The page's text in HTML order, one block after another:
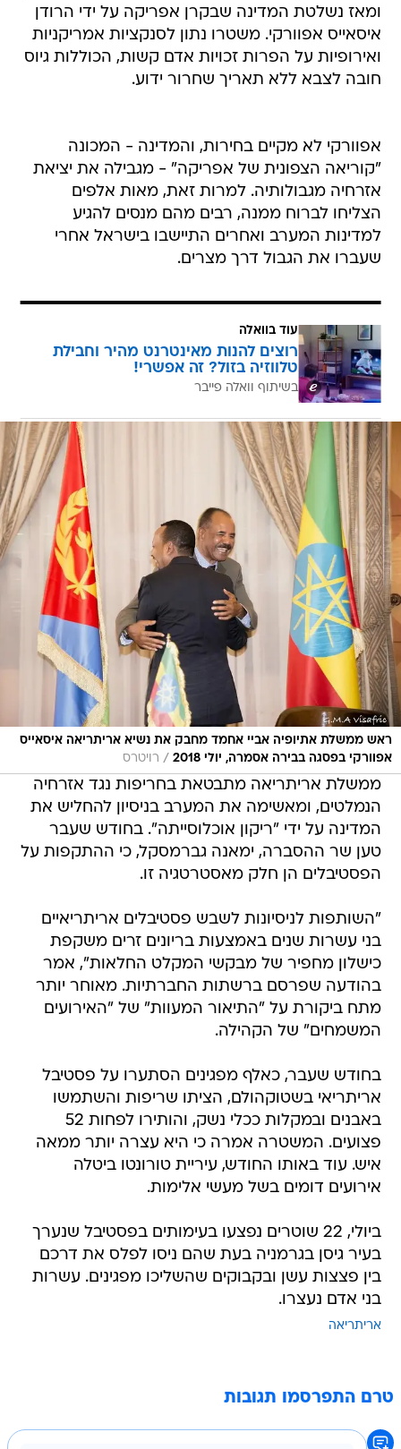
ומאז נשלטת המדינה שבקרן אפריקה על ידי הרודן
איסאייס אפוורקי. משטרו נתון לסנקציות אמריקניות
ואירופיות על הפרות זכויות אדם קשות, הכוללות גיוס
חובה לצבא ללא תאריך שחרור ידוע.
אפוורקי לא מקיים בחירות, והמדינה - המכונה
"קוריאה הצפונית של אפריקה" - מגבילה את יציאת
אזרחיה מגבולותיה. למרות זאת, מאות אלפים
הצליחו לברוח ממנה, רבים מהם מנסים להגיע
למדינות המערב ואחרים התיישבו בישראל אחרי
שעברו את הגבול דרך מצרים.
עוד בוואלה
רוצים להנות מאינטרנט מהיר וחבילת
טלווזיה בזול? זה אפשרי!
בשיתוף וואלה פייבר
ראש ממשלת אתיופיה אביי אחמד מחבק את נשיא אריתריאה איסאייס
אפוורקי בפסגה בבירה אסמרה, יולי 2018
/ רויטרס
ממשלת אריתריאה מתבטאת בחריפות נגד אזרחיה
הנמלטים, ומאשימה את המערב בניסיון להחליש את
המדינה על ידי "ריקון אוכלוסייתה". בחודש שעבר
טען שר ההסברה, ימאנה גברמסקל, כי ההתקפות על
הפסטיבלים הן חלק מאסטרטגיה זו.
"השותפות לניסיונות לשבש פסטיבלים אריתריאיים
בני עשרות שנים באמצעות בריונים זרים משקפת
כישלון מחפיר של מבקשי המקלט החלאות", אמר
בהודעה שפרסם ברשתות החברתיות. מאוחר יותר
מתח ביקורת על "התיאור המעוות" של "האירועים
המשמחים" של הקהילה.
בחודש שעבר, כאלף מפגינים הסתערו על פסטיבל
אריתריאי בשטוקהולם, הציתו שריפות והשתמשו
באבנים ובמקלות ככלי נשק, והותירו לפחות 52
פצועים. המשטרה אמרה כי היא עצרה יותר ממאה
איש. עוד באותו החודש, עיריית טורונטו ביטלה
אירועים דומים בשל מעשי אלימות.
ביולי, 22 שוטרים נפצעו בעימותים בפסטיבל שנערך
בעיר גיסן בגרמניה בעת שהם ניסו לפלס את דרכם
בין פצצות עשן ובקבוקים שהשליכו מפגינים. עשרות
בני אדם נעצרו.
אריתריאה
טרם התפרסמו תגובות